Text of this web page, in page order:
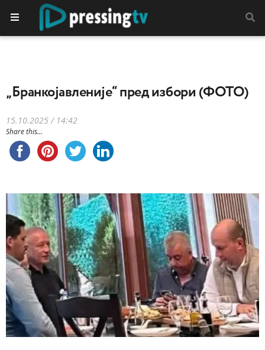
„Бранкојавленије“ пред избори (ФОТО)
15.10.2025 / 14:42
Share this...